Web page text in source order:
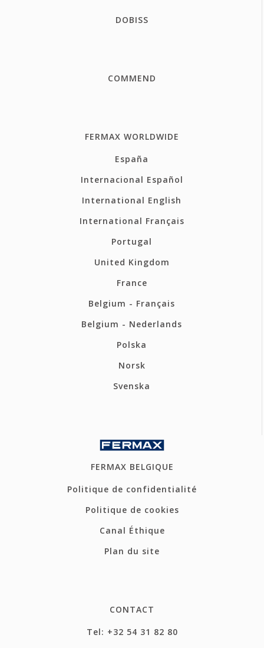
DOBISS
COMMEND
FERMAX WORLDWIDE
España
Internacional Español
International English
International Français
Portugal
United Kingdom
France
Belgium - Français
Belgium - Nederlands
Polska
Norsk
Svenska
FERMAX BELGIQUE
Politique de confidentialité
Politique de cookies
Canal Éthique
Plan du site
CONTACT
Tel: +32 54 31 82 80